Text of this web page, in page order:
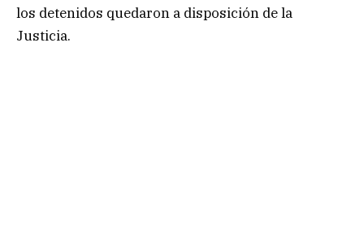
los detenidos quedaron a disposición de la
Justicia.